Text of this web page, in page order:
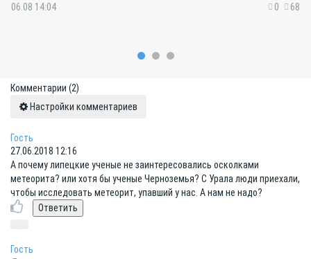
06.08 14:04 0 68
Комментарии (2)
Настройки комментариев
Гость
27.06.2018 12:16
А почему липецкие ученые не заинтересовались осколками
метеорита? или хотя бы ученые Черноземья? С Урала люди приехали,
чтобы исследовать метеорит, упавший у нас. А нам не надо?
Гость